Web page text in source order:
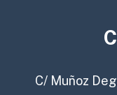
C/ Muñoz